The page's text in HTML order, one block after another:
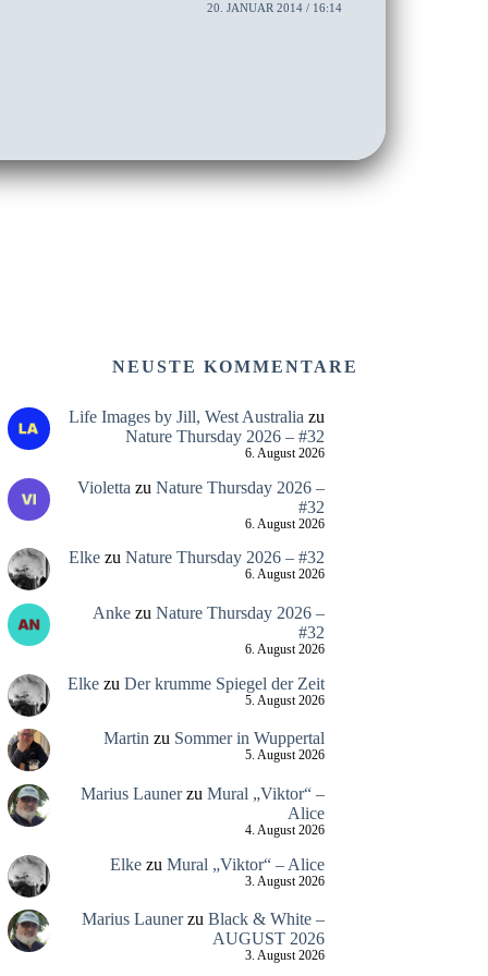
20. JANUAR 2014 / 16:14
NEUSTE KOMMENTARE
Life Images by Jill, West Australia zu
Nature Thursday 2026 – #32
6. August 2026
Violetta zu Nature Thursday 2026 –
#32
6. August 2026
Elkezu Nature Thursday 2026 – #32
6. August 2026
Ankezu Nature Thursday 2026 –
#32
6. August 2026
Elkezu Der krumme Spiegel der Zeit
5. August 2026
Martinzu Sommer in Wuppertal
5. August 2026
Marius Launerzu Mural „Viktor“ –
Alice
4. August 2026
Elkezu Mural „Viktor“ – Alice
3. August 2026
Marius Launerzu Black & White –
AUGUST 2026
3. August 2026